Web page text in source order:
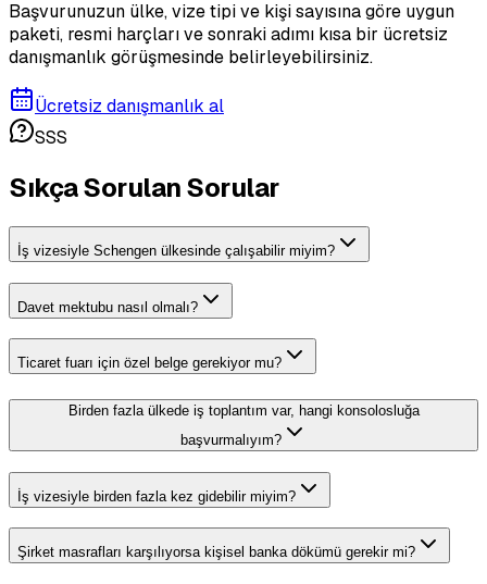
Başvurunuzun ülke, vize tipi ve kişi sayısına göre uygun
paketi, resmi harçları ve sonraki adımı kısa bir ücretsiz
danışmanlık görüşmesinde belirleyebilirsiniz.
Ücretsiz danışmanlık al
SSS
Sıkça Sorulan Sorular
İş vizesiyle Schengen ülkesinde çalışabilir miyim?
Davet mektubu nasıl olmalı?
Ticaret fuarı için özel belge gerekiyor mu?
Birden fazla ülkede iş toplantım var, hangi konsolosluğa
başvurmalıyım?
İş vizesiyle birden fazla kez gidebilir miyim?
Şirket masrafları karşılıyorsa kişisel banka dökümü gerekir mi?